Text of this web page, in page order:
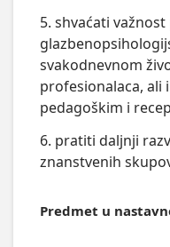
5. shvaćati
svakodnevnom
profesionalaca, ali
pedagoškim i
6. pratiti daljnji
znanstvenih
Predmet u